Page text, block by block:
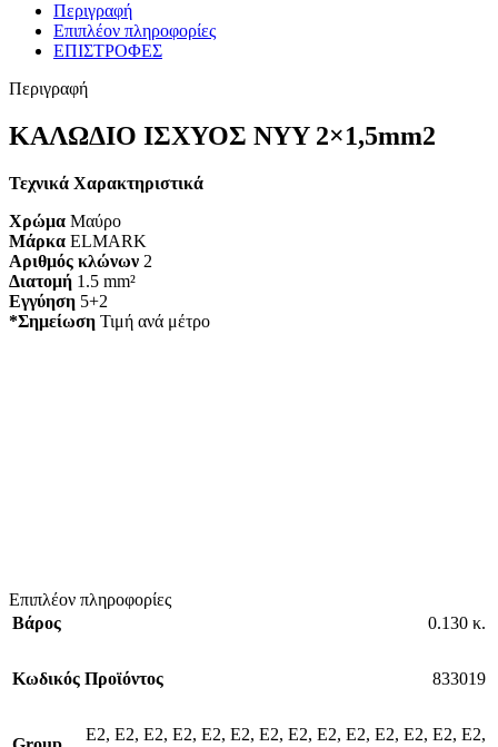
Περιγραφή
Επιπλέον πληροφορίες
ΕΠΙΣΤΡΟΦΕΣ
Περιγραφή
ΚΑΛΩΔΙΟ ΙΣΧΥΟΣ NYY 2×1,5mm2
Τεχνικά Χαρακτηριστικά
Χρώμα Μαύρο
Μάρκα ELMARK
Αριθμός κλώνων 2
Διατομή 1.5 mm²
Εγγύηση 5+2
*Σημείωση Τιμή ανά μέτρο
Επιπλέον πληροφορίες
Βάρος
0.130 κ.
Κωδικός Προϊόντος 833019
E2, E2, E2, E2, E2, E2, E2, E2, E2, E2, E2, E2, E2, E2,